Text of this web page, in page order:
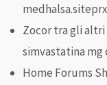
Zocor tra gli altri
simvastatina mg
Home Forums